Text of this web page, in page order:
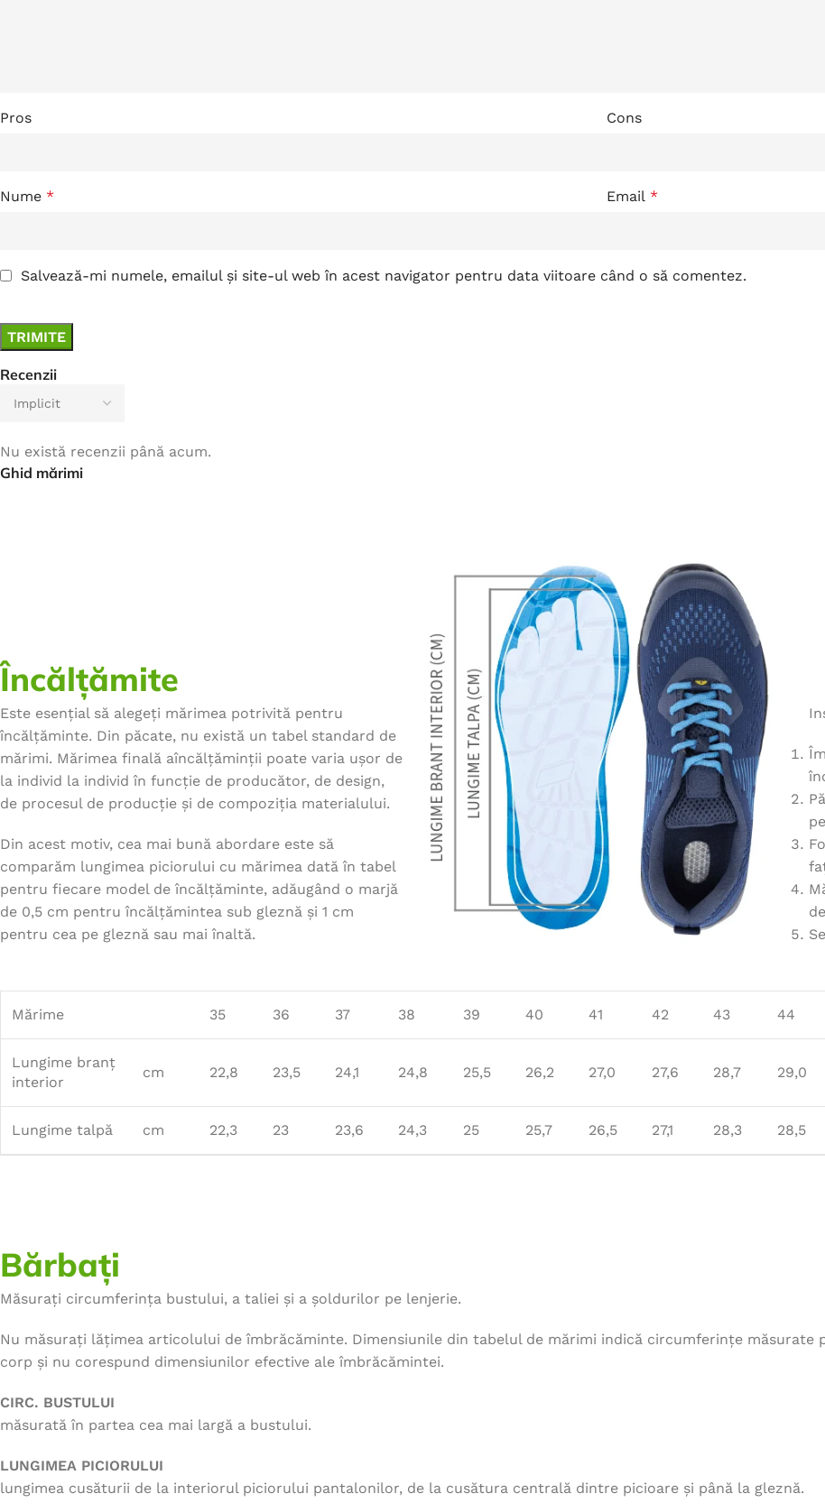
Recenzii
Nu există recenzii până acum.
Pros Cons
Nume * Email *
Salvează-mi numele, emailul și site-ul web în acest navigator pentru data viitoare când o să comentez.
Ghid mărimi
Încălțămite
Este esențial să alegeți mărimea potrivită pentru
încălțăminte. Din păcate, nu există un tabel standard de
mărimi. Mărimea finală aîncălțăminții poate varia ușor de
la individ la individ în funcție de producător, de design,
de procesul de producție și de compoziția materialului.
Din acest motiv, cea mai bună abordare este să
comparăm lungimea piciorului cu mărimea dată în tabel
pentru fiecare model de încălțăminte, adăugând o marjă
de 0,5 cm pentru încălțămintea sub gleznă și 1 cm
pentru cea pe gleznă sau mai înaltă.
Mărime 35 36 37 38 39 40 41 42 43 44
Lungime branț
interior
cm 22,8 23,5 24,1 24,8 25,5 26,2 27,0 27,6 28,7 29,0
Lungime talpă cm 22,3 23 23,6 24,3 25 25,7 26,5 27,1 28,3 28,5
Bărbați
Măsurați circumferința bustului, a taliei și a șoldurilor pe lenjerie.
Nu măsurați lățimea articolului de îmbrăcăminte. Dimensiunile din tabelul de mărimi indică circumferințe măsurate
corp și nu corespund dimensiunilor efective ale îmbrăcămintei.
CIRC. BUSTULUI
măsurată în partea cea mai largă a bustului.
LUNGIMEA PICIORULUI
lungimea cusăturii de la interiorul piciorului pantalonilor, de la cusătura centrală dintre picioare și până la gleznă.